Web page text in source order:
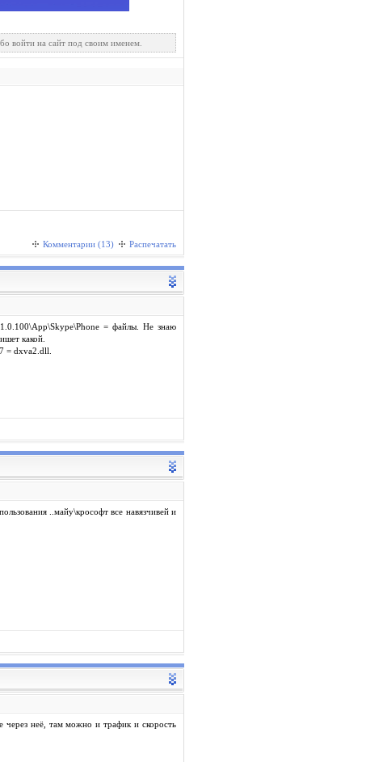
войти на сайт под своим именем.
Комментарии (13) Распечатать
= файлы. Не знаю
какой.
= dxva2.dll.
..майу\крософт все навязчивей и
через неё, там можно и трафик и скорость